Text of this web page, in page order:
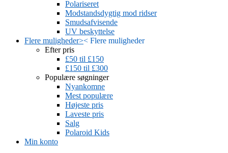
Polariseret
Modstandsdygtig mod ridser
Smudsafvisende
UV beskyttelse
Flere muligheder>< Flere muligheder
Efter pris
£50 til £150
£150 til £300
Populære søgninger
Nyankomne
Mest populære
Højeste pris
Laveste pris
Salg
Polaroid Kids
Min konto